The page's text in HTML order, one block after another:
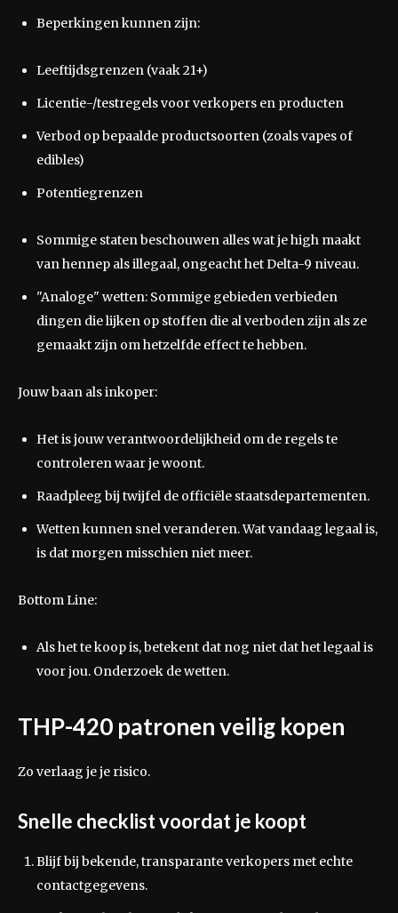
Beperkingen kunnen zijn:
Leeftijdsgrenzen (vaak 21+)
Licentie-/testregels voor verkopers en producten
Verbod op bepaalde productsoorten (zoals vapes of
edibles)
Potentiegrenzen
Sommige staten beschouwen alles wat je high maakt
van hennep als illegaal, ongeacht het Delta-9 niveau.
"Analoge" wetten: Sommige gebieden verbieden
dingen die lijken op stoffen die al verboden zijn als ze
gemaakt zijn om hetzelfde effect te hebben.
Jouw baan als inkoper:
Het is jouw verantwoordelijkheid om de regels te
controleren waar je woont.
Raadpleeg bij twijfel de officiële staatsdepartementen.
Wetten kunnen snel veranderen. Wat vandaag legaal is,
is dat morgen misschien niet meer.
Bottom Line:
Als het te koop is, betekent dat nog niet dat het legaal is
voor jou. Onderzoek de wetten.
THP-420 patronen veilig kopen
Zo verlaag je je risico.
Snelle checklist voordat je koopt
Blijf bij bekende, transparante verkopers met echte
contactgegevens.